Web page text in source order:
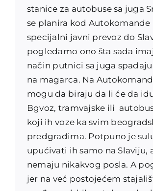
stanice za autobuse sa juga
se planira kod
specijalni javni prevoz do
pogledamo ono šta sada
način putnici sa juga spadaju
na magarca. Na
mogu da biraju da li će da
Bgvoz, tramvajske ili
koji ih voze ka svim
predgrađima. Potpuno je
upućivati ih samo na Slaviju,
nemaju nikakvog posla. A
jer na već postojećem